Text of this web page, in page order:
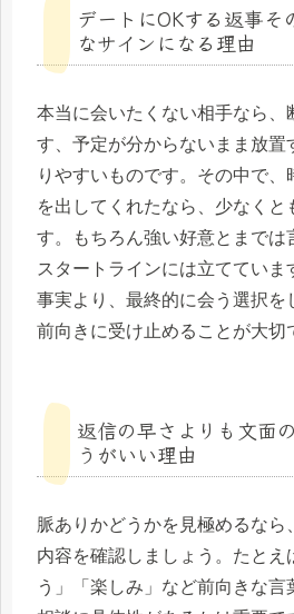
デートにOKする返事そ
なサインになる理由
本当に会いたくない相手なら、
す、予定が分からないまま放置
りやすいものです。その中で、
を出してくれたなら、少なくと
す。もちろん強い好意とまでは
スタートラインには立てていま
事実より、最終的に会う選択を
前向きに受け止めることが大切
返信の早さよりも文面
うがいい理由
脈ありかどうかを見極めるなら
内容を確認しましょう。たとえ
う」「楽しみ」など前向きな